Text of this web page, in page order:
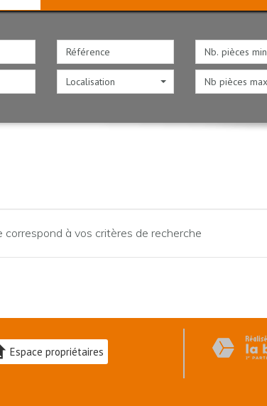
Localisation
correspond à vos critères de recherche
Espace propriétaires